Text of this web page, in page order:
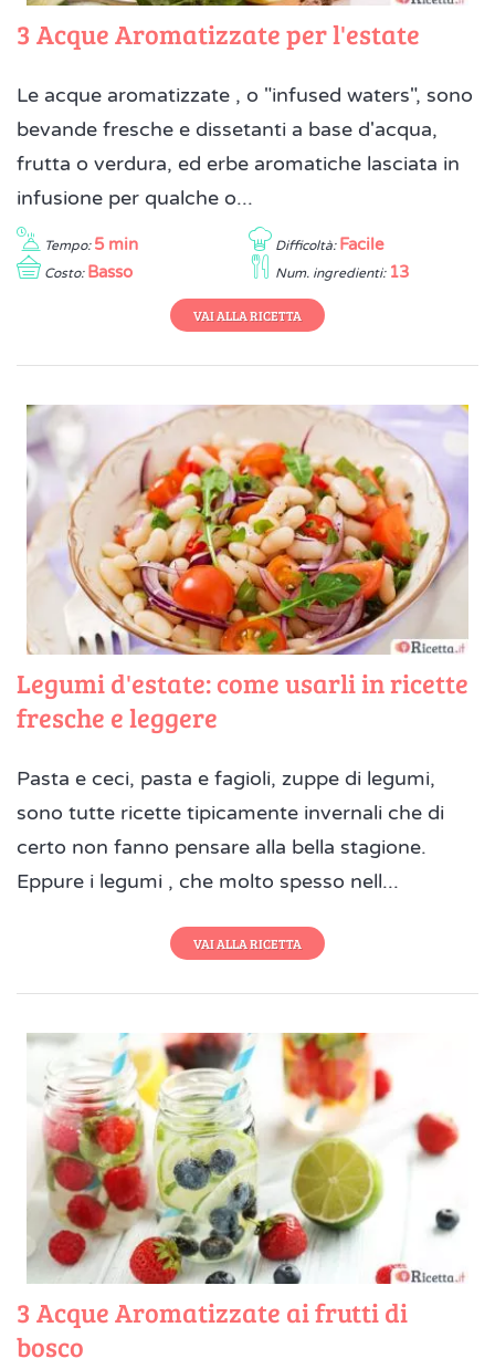
3 Acque Aromatizzate per l'estate
Le acque aromatizzate , o "infused waters", sono
bevande fresche e dissetanti a base d'acqua,
frutta o verdura, ed erbe aromatiche lasciata in
infusione per qualche o...
Tempo: 5 min Difficoltà: Facile
Costo: Basso Num. ingredienti: 13
VAI ALLA RICETTA
Legumi d'estate: come usarli in ricette
fresche e leggere
Pasta e ceci, pasta e fagioli, zuppe di legumi,
sono tutte ricette tipicamente invernali che di
certo non fanno pensare alla bella stagione.
Eppure i legumi , che molto spesso nell...
VAI ALLA RICETTA
3 Acque Aromatizzate ai frutti di
bosco